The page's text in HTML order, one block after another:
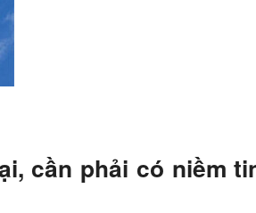
cần phải có niềm